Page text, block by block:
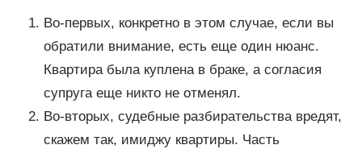
Во-первых, конкретно в этом случае, если вы
обратили внимание, есть еще один нюанс.
Квартира была куплена в браке, а согласия
супруга еще никто не отменял.
Во-вторых, судебные разбирательства вредят,
скажем так, имиджу квартиры. Часть